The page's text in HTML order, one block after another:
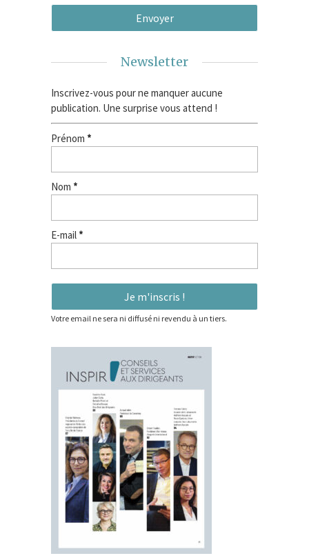
Newsletter
Inscrivez-vous pour ne manquer aucune
publication. Une surprise vous attend !
Prénom *
Nom *
E-mail *
Votre email ne sera ni diffusé ni revendu à un tiers.